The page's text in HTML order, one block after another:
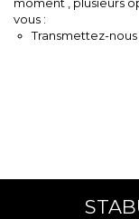
vous :
Transmettez-